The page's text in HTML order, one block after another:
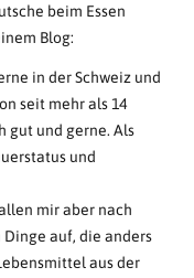
beim Essen
Blog:
in der Schweiz und
seit mehr als 14
gut und gerne. Als
und
mir aber nach
auf, die anders
aus der